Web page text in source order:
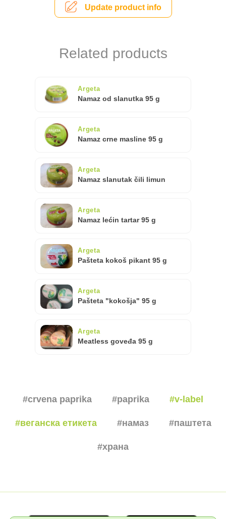
Update product info
Argeta
Namaz od slanutka 95 g
Argeta
Namaz crne masline 95 g
Argeta
Namaz slanutak čili limun
Argeta
Namaz lećin tartar 95 g
Argeta
Pašteta kokoš pikant 95 g
Argeta
Pašteta "kokošja" 95 g
Argeta
Meatless goveđa 95 g
#crvena paprika #paprika #v-label
#веганска етикета #намаз #паштета
#храна